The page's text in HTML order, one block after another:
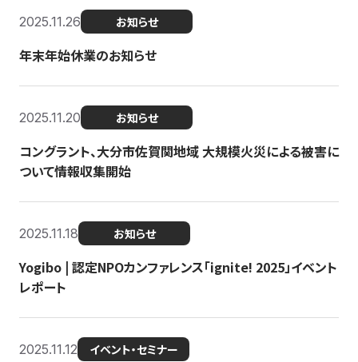
2025.11.26 お知らせ
年末年始休業のお知らせ
2025.11.20 お知らせ
コングラント、大分市佐賀関地域 大規模火災による被害に
ついて情報収集開始
2025.11.18 お知らせ
Yogibo | 認定NPOカンファレンス「ignite! 2025」イベント
レポート
2025.11.12 イベント・セミナー